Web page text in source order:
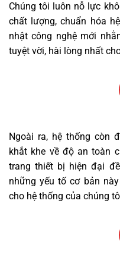
Chúng tôi luôn nỗ lực
chất lượng, chuẩn hóa
nhật công nghệ mới
tuyệt vời, hài lòng nhất
Ngoài ra, hệ thống còn
khắt khe về độ an toàn
trang thiết bị hiện đại
những yếu tố cơ bản
cho hệ thống của chúng